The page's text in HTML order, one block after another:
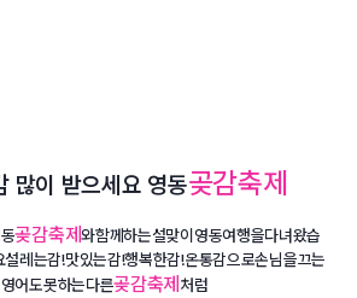
많이 받으세요 영동곶감축제
곶감축제와함께하는설맞이영동여행을다녀왔습
레는감!맛있는감!행복한감!온통감으로손님을끄는
어도못하는다른곶감축제 처럼